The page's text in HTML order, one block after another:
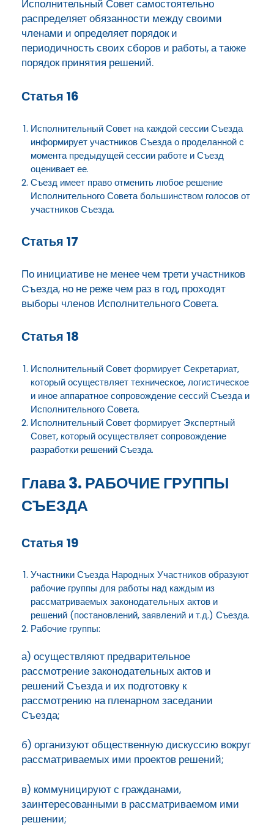
Исполнительный Совет самостоятельно
распределяет обязанности между своими
членами и определяет порядок и
периодичность своих сборов и работы, а также
порядок принятия решений.
Статья 16
Исполнительный Совет на каждой сессии Съезда
информирует участников Съезда о проделанной с
момента предыдущей сессии работе и Съезд
оценивает ее.
Съезд имеет право отменить любое решение
Исполнительного Совета большинством голосов от
участников Съезда.
Статья 17
По инициативе не менее чем трети участников
Cъезда, но не реже чем раз в год, проходят
выборы членов Исполнительного Совета.
Статья 18
Исполнительный Совет формирует Секретариат,
который осуществляет техническое, логистическое
и иное аппаратное сопровождение сессий Съезда и
Исполнительного Совета.
Исполнительный Совет формирует Экспертный
Совет, который осуществляет сопровождение
разработки решений Съезда.
Глава 3. РАБОЧИЕ ГРУППЫ
СЪЕЗДА
Статья 19
Участники Съезда Народных Участников образуют
рабочие группы для работы над каждым из
рассматриваемых законодательных актов и
решений (постановлений, заявлений и т.д.) Съезда.
Рабочие группы:
а) осуществляют предварительное
рассмотрение законодательных актов и
решений Съезда и их подготовку к
рассмотрению на пленарном заседании
Съезда;
б) организуют общественную дискуссию вокруг
рассматриваемых ими проектов решений;
в) коммуницируют с гражданами,
заинтересованными в рассматриваемом ими
решении;